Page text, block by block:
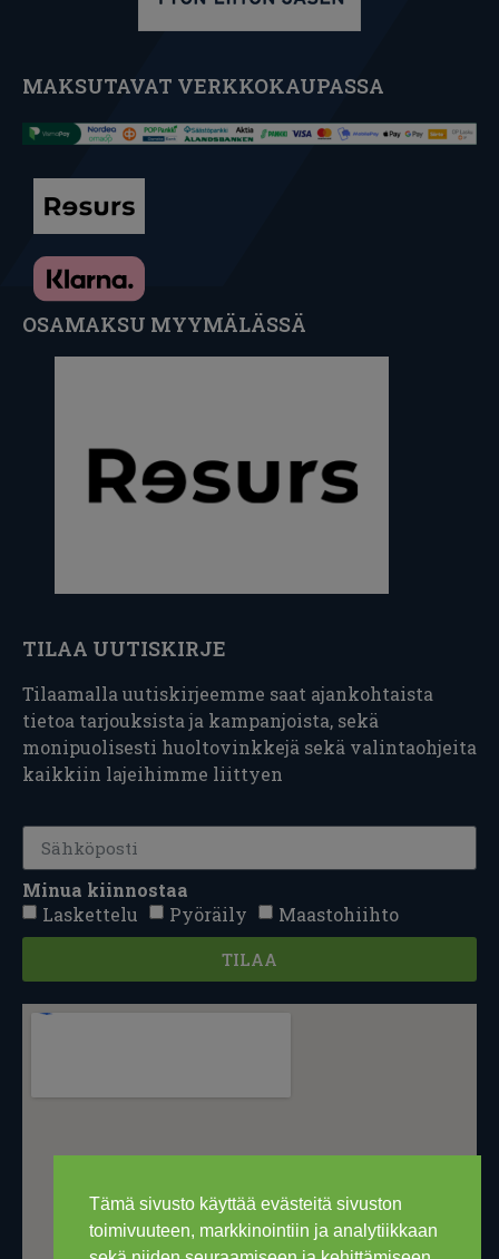
Tämä sivusto käyttää evästeitä sivuston
toimivuuteen, markkinointiin ja analytiikkaan
MAKSUTAVAT VERKKOKAUPASSA
OSAMAKSU MYYMÄLÄSSÄ
TILAA UUTISKIRJE
Tilaamalla uutiskirjeemme saat ajankohtaista
tietoa tarjouksista ja kampanjoista, sekä
monipuolisesti huoltovinkkejä sekä valintaohjeita
kaikkiin lajeihimme liittyen
Minua kiinnostaa
Laskettelu
Pyöräily Maastohiihto
TILAA